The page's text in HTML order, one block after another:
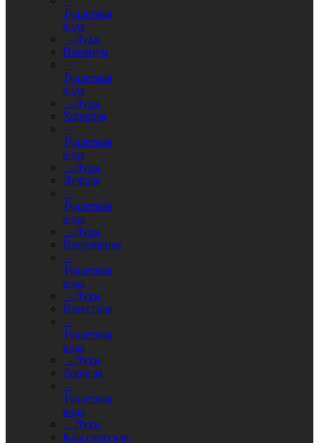
Туалетная
вода
- Духи
Премиум
-
Туалетная
вода
- Духи
Хорошая
-
Туалетная
вода
- Духи
Лучшая
-
Туалетная
вода
- Духи
Популярная
-
Туалетная
вода
- Духи
Известная
-
Туалетная
вода
- Духи
Дорогая
-
Туалетная
вода
- Духи
Классическая